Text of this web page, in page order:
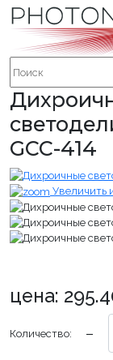
GCC-414
Увеличить
цена:
Количество: −